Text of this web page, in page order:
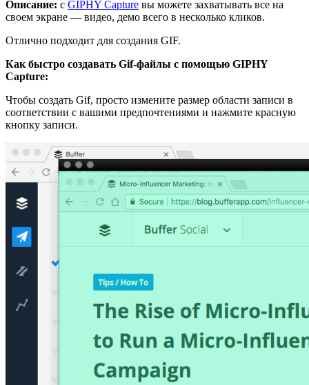
Описание: с GIPHY Capture вы можете захватывать все на
своем экране — видео, демо всего в несколько кликов.
Отлично подходит для создания GIF.
Как быстро создавать Gif-файлы с помощью GIPHY
Capture:
Чтобы создать Gif, просто измените размер области записи в
соответствии с вашими предпочтениями и нажмите красную
кнопку записи.